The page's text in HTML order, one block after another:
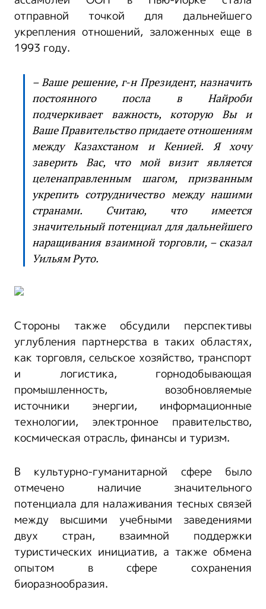
отправной точкой для дальнейшего
укрепления отношений, заложенных еще в
1993 году.
– Ваше решение, г-н Президент, назначить
постоянного посла в Найроби
подчеркивает важность, которую Вы и
Ваше Правительство придаете отношениям
между Казахстаном и Кенией. Я хочу
заверить Вас, что мой визит является
целенаправленным шагом, призванным
укрепить сотрудничество между нашими
странами. Считаю, что имеется
значительный потенциал для дальнейшего
наращивания взаимной торговли, – сказал
Уильям Руто.
Стороны также обсудили перспективы
углубления партнерства в таких областях,
как торговля, сельское хозяйство, транспорт
и логистика, горнодобывающая
промышленность, возобновляемые
источники энергии, информационные
технологии, электронное правительство,
космическая отрасль, финансы и туризм.
В культурно-гуманитарной сфере было
отмечено наличие значительного
потенциала для налаживания тесных связей
между высшими учебными заведениями
двух стран, взаимной поддержки
туристических инициатив, а также обмена
опытом в сфере сохранения
биоразнообразия.